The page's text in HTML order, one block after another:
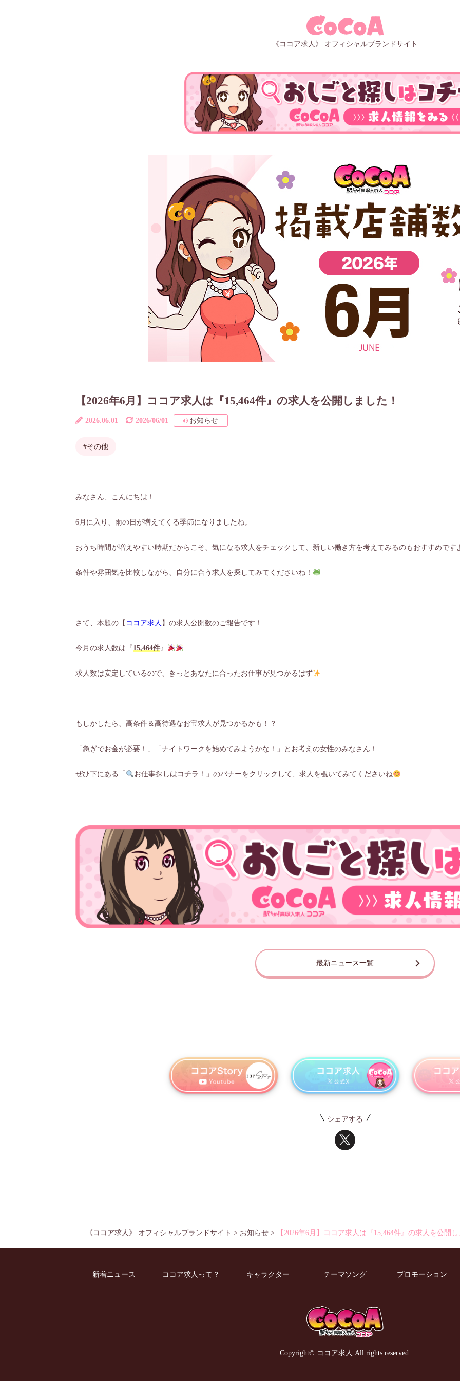
《ココア求人》 オフィシャルブランドサイト
【2026年6月】ココア求人は『15,464件』の求人を公開しました！
2026.06.01 2026/06/01 お知らせ
#その他
みなさん、こんにちは！
6月に入り、雨の日が増えてくる季節になりましたね。
おうち時間が増えやすい時期だからこそ、気になる求人をチェックして、新しい働き方を考えてみるのもおすすめです
条件や雰囲気を比較しながら、自分に合う求人を探してみてくださいね！
さて、本題の【 ココア求人 】の求人公開数のご報告です！
今月の求人数は『15,464件』
求人数は安定しているので、きっとあなたに合ったお仕事が見つかるはず
もしかしたら、高条件＆高待遇なお宝求人が見つかるかも！？
「急ぎでお金が必要！」「ナイトワークを始めてみようかな！」とお考えの女性のみなさん！
ぜひ下にある「 お仕事探しはコチラ！」のバナーをクリックして、求人を覗いてみてくださいね
最新ニュース一覧
シェアする
《ココア求人》 オフィシャルブランドサイト > お知らせ > 【2026年6月】ココア求人は『15,464件』の求人を公開
新着ニュース ココア求人って？ キャラクター テーマソング プロモーション
Copyright© ココア求人 All rights reserved.